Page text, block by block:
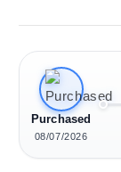
Purchased
08/07/2026